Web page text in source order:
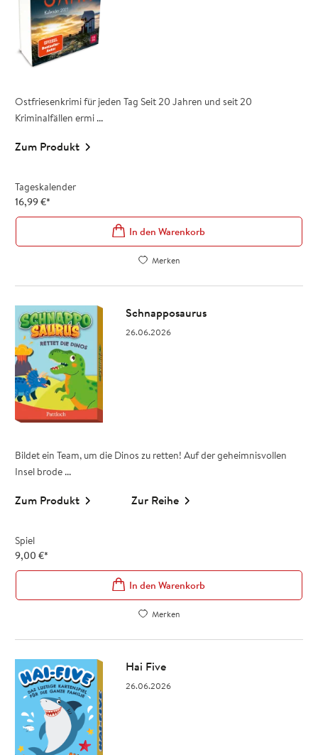
Ostfriesenkrimi für jeden Tag Seit 20 Jahren und seit 20
Kriminalfällen ermi ...
Zum Produkt
Tageskalender
16,99€*
In den Warenkorb
Merken
Schnapposaurus
26.06.2026
Bildet ein Team, um die Dinos zu retten! Auf der geheimnisvollen
Insel brode ...
Zum Produkt Zur Reihe
Spiel
9,00 €*
In den Warenkorb
Merken
Hai Five
26.06.2026